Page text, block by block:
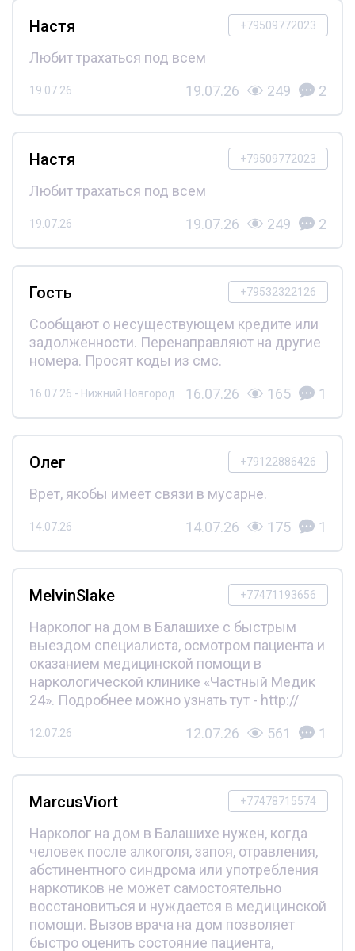
+79509772023
Настя
Любит трахаться под всем
19.07.26 19.07.26 249 2
+79509772023
Настя
Любит трахаться под всем
19.07.26 19.07.26 249 2
+79532322126
Гость
Сообщают о несуществующем кредите или
задолженности. Перенаправляют на другие
номера. Просят коды из смс.
16.07.26 - Нижний Новгород 16.07.26 165 1
+79122886426
Олег
Врет, якобы имеет связи в мусарне.
14.07.26 14.07.26 175 1
+77471193656
MelvinSlake
Нарколог на дом в Балашихе с быстрым
выездом специалиста, осмотром пациента и
оказанием медицинской помощи в
наркологической клинике «Частный Медик
24». Подробнее можно узнать тут - http://
12.07.26 12.07.26 561 1
+77478715574
MarcusViort
Нарколог на дом в Балашихе нужен, когда
человек после алкоголя, запоя, отравления,
абстинентного синдрома или употребления
наркотиков не может самостоятельно
восстановиться и нуждается в медицинской
помощи. Вызов врача на дом позволяет
быстро оценить состояние пациента,